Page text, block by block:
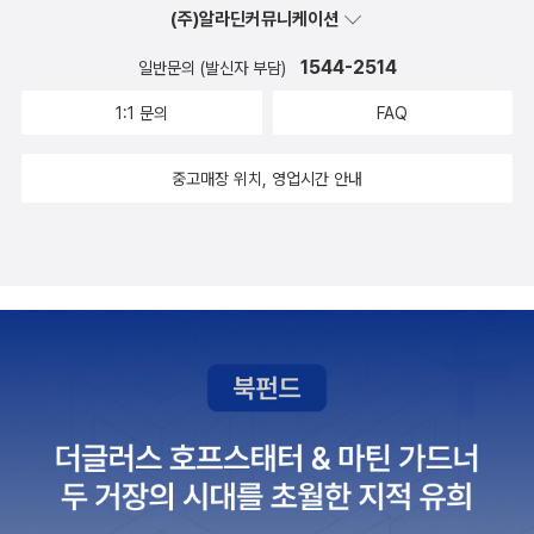
전자를 사람에게 이식할 수 있다면, 이른바 스마트 약(똑똑하게 해주
달리고 있다고 한다.200세 수명 연장도 허풍만은 아니다. 심지어 출
산 전에 유전자를 바꿀 수도 있을 정도니까. 더 나아가면 인간의 뇌가
게다. 그야말로 ‘멋진 신세계’가 아닐 수 없다. 몇 세대만 지나면 우리
지만, 인류 미래라는 과제 앞에서 지나치게 자유만 강조하는 그의 사
유전표지가 나타났다. 이 남자는 동아시아에 거주했으며, 그 후손은
남쪽으로는 동남아시아, 동쪽으로는 한국과 일본까지 뻗어나갔다.”2
005년 4월 시작한 제노그래픽 프로젝트가 거둔 성과의 하나다. 5년
간 4000만 달러를 사용하는 이 거대 사업의 목적은 우리가 어디에
서 왔는지에 대한 답을 구하는 것이다. 이것을 가능하게 한 열쇠는 유
(주)알라딘커뮤니케이션
일반문의 (발신자 부담) 1544-2514
1:1 문의 FAQ
중고매장 위치, 영업시간 안내